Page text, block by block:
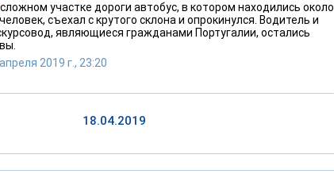
участке дороги автобус, в котором находились около
съехал с крутого склона и опрокинулся. Водитель и
являющиеся гражданами Португалии, остались
2019 г., 23:20
18.04.2019